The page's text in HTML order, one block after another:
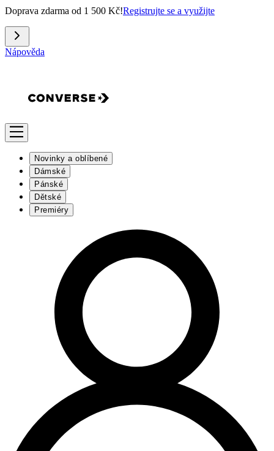
Doprava zdarma od 1 500 Kč!Registrujte se a využijte
Nápověda
Novinky a oblíbené
Dámské
Pánské
Dětské
Premiéry